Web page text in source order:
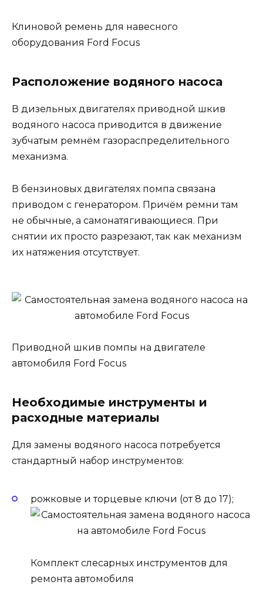
Клиновой ремень для навесного
оборудования Ford Focus
Расположение водяного насоса
В дизельных двигателях приводной шкив
водяного насоса приводится в движение
зубчатым ремнём газораспределительного
механизма.
В бензиновых двигателях помпа связана
приводом с генератором. Причём ремни там
не обычные, а самонатягивающиеся. При
снятии их просто разрезают, так как механизм
их натяжения отсутствует.
Приводной шкив помпы на двигателе
автомобиля Ford Focus
Необходимые инструменты и
расходные материалы
Для замены водяного насоса потребуется
стандартный набор инструментов:
рожковые и торцевые ключи (от 8 до 17);
Комплект слесарных инструментов для
ремонта автомобиля